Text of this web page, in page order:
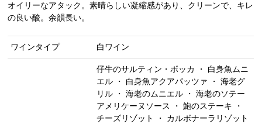
オイリーなアタック。素晴らしい凝縮感があり、クリーンで、キレ
の良い酸。余韻長い。
ワインタイプ 白ワイン
仔牛のサルティン・ボッカ ・ 白身魚ムニ
エル ・ 白身魚アクアパッツァ ・ 海老グ
リル ・ 海老のムニエル ・ 海老のソテー
アメリケーヌソース ・ 鮑のステーキ ・
チーズリゾット ・ カルボナーラリゾット